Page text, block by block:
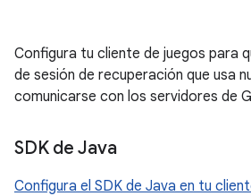
Configura tu cliente de juegos para
de sesión de recuperación que usa
comunicarse con los servidores de
SDK de Java
Configura el SDK de Java en tu